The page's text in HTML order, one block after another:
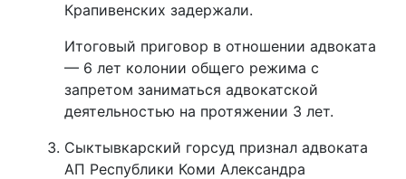
Крапивенских задержали.
Итоговый приговор в отношении адвоката
— 6 лет колонии общего режима с
запретом заниматься адвокатской
деятельностью на протяжении 3 лет.
Сыктывкарский горсуд признал адвоката
АП Республики Коми Александра